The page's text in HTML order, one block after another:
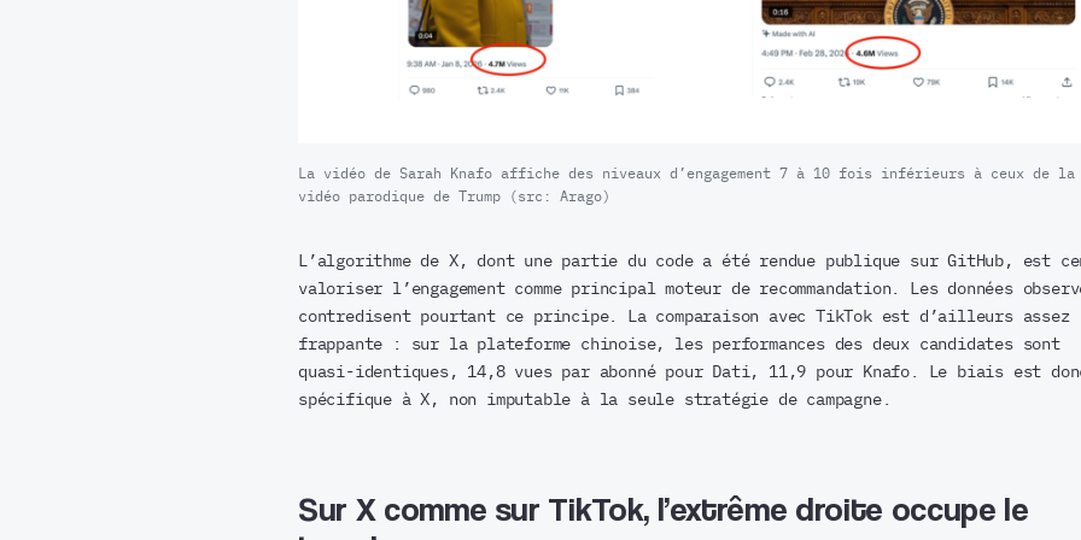
La vidéo de Sarah Knafo affiche des niveaux d’engagement 7 à 10 fois inférieurs à ceux de la
vidéo parodique de Trump (src: Arago)
L’algorithme de X, dont une partie du code a été rendue publique sur GitHub, est
valoriser l’engagement comme principal moteur de recommandation. Les données
contredisent pourtant ce principe. La comparaison avec TikTok est d’ailleurs assez
frappante : sur la plateforme chinoise, les performances des deux candidates sont
quasi-identiques, 14,8 vues par abonné pour Dati, 11,9 pour Knafo. Le biais est
spécifique à X, non imputable à la seule stratégie de campagne.
Sur X comme sur TikTok, l’extrême droite occupe le